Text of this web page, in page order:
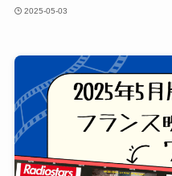
2025-05-03